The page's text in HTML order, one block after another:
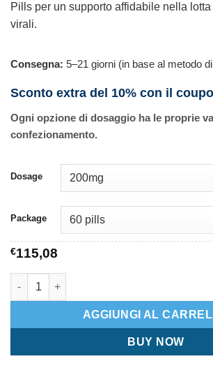
Pills per un supporto affidabile nella
virali.
Consegna: 5–21 giorni (in base al metodo
Sconto extra del 10% con il
Ogni opzione di dosaggio ha le proprie
confezionamento.
Dosage
Package
€115,08
Acivir Pills quantità
AGGIUNGI AL
BUY NOW